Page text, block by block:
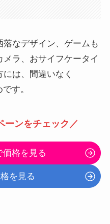
なデザイン、ゲームも
ラ、おサイフケータイ
は、間違いなく
す。
ーンをチェック／
価格を見る
を見る